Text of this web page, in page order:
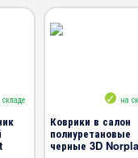
на
Коврики в салон
полиуретановые
черные 3D